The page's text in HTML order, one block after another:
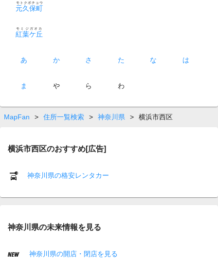
元久保町
モトクボチョウ
紅葉ケ丘
モミジガオカ
あ か さ た な は
ま や ら わ
MapFan > 住所一覧検索 > 神奈川県 > 横浜市西区
横浜市西区のおすすめ[広告]
神奈川県の格安レンタカー
神奈川県の未来情報を見る
神奈川県の開店・閉店を見る